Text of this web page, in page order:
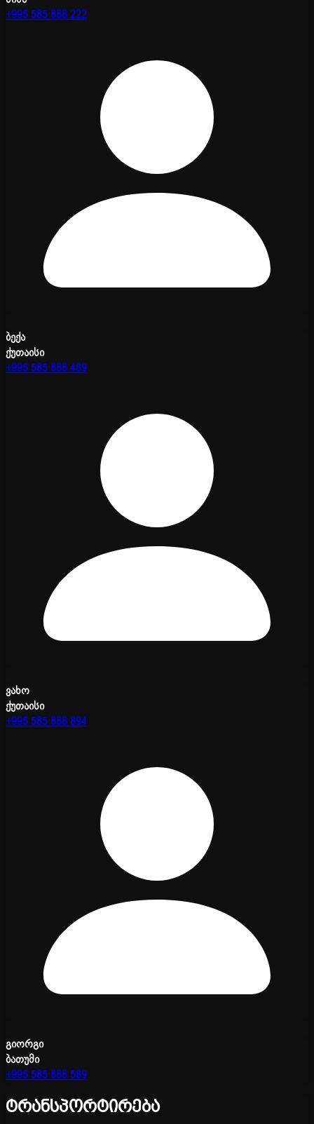
+995 585 888 222
ბექა
ქუთაისი
+995 585 888 489
ვახო
ქუთაისი
+995 585 888 894
გიორგი
ბათუმი
+995 585 888 589
ტრანსპორტირება